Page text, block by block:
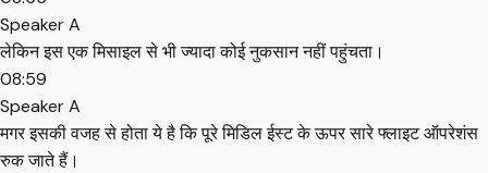
Speaker A
लेकिन इस एक मिसाइल से भी ज्यादा कोई नुकसान नहीं पहुंचता।
08:59
Speaker A
मगर इसकी वजह से होता ये है कि पूरे मिडिल ईस्ट के ऊपर सारे फ्लाइट ऑपरेशंस
रुक जाते हैं।